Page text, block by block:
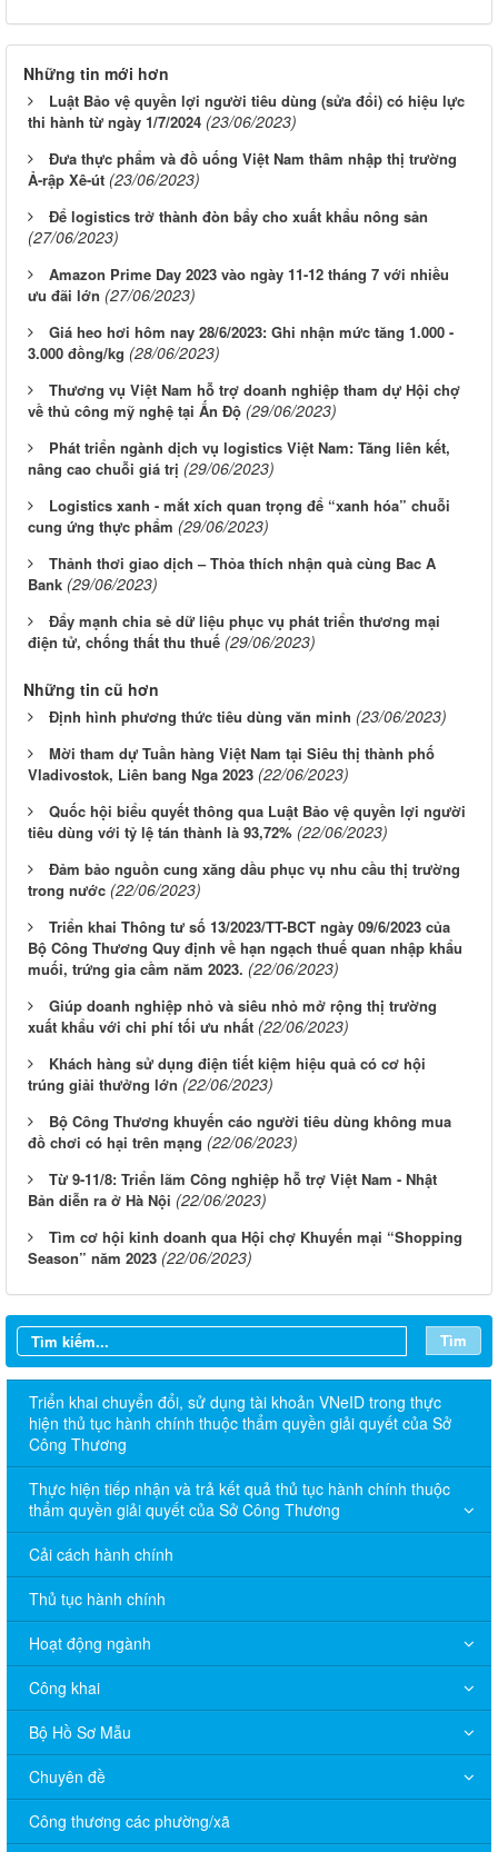
Những tin mới hơn
Luật Bảo vệ quyền lợi người tiêu dùng (sửa đổi) có hiệu lực
thi hành từ ngày 1/7/2024 (23/06/2023)
Đưa thực phẩm và đồ uống Việt Nam thâm nhập thị trường
Ả-rập Xê-út (23/06/2023)
Để logistics trở thành đòn bẩy cho xuất khẩu nông sản
(27/06/2023)
Amazon Prime Day 2023 vào ngày 11-12 tháng 7 với nhiều
ưu đãi lớn (27/06/2023)
Giá heo hơi hôm nay 28/6/2023: Ghi nhận mức tăng 1.000 -
3.000 đồng/kg (28/06/2023)
Thương vụ Việt Nam hỗ trợ doanh nghiệp tham dự Hội chợ
về thủ công mỹ nghệ tại Ấn Độ (29/06/2023)
Phát triển ngành dịch vụ logistics Việt Nam: Tăng liên kết,
nâng cao chuỗi giá trị (29/06/2023)
Logistics xanh - mắt xích quan trọng để “xanh hóa” chuỗi
cung ứng thực phẩm (29/06/2023)
Thảnh thơi giao dịch – Thỏa thích nhận quà cùng Bac A
Bank (29/06/2023)
Đẩy mạnh chia sẻ dữ liệu phục vụ phát triển thương mại
điện tử, chống thất thu thuế (29/06/2023)
Những tin cũ hơn
Định hình phương thức tiêu dùng văn minh (23/06/2023)
Mời tham dự Tuần hàng Việt Nam tại Siêu thị thành phố
Vladivostok, Liên bang Nga 2023 (22/06/2023)
Quốc hội biểu quyết thông qua Luật Bảo vệ quyền lợi người
tiêu dùng với tỷ lệ tán thành là 93,72% (22/06/2023)
Đảm bảo nguồn cung xăng dầu phục vụ nhu cầu thị trường
trong nước (22/06/2023)
Triển khai Thông tư số 13/2023/TT-BCT ngày 09/6/2023 của
Bộ Công Thương Quy định về hạn ngạch thuế quan nhập khẩu
muối, trứng gia cầm năm 2023. (22/06/2023)
Giúp doanh nghiệp nhỏ và siêu nhỏ mở rộng thị trường
xuất khẩu với chi phí tối ưu nhất (22/06/2023)
Khách hàng sử dụng điện tiết kiệm hiệu quả có cơ hội
trúng giải thưởng lớn (22/06/2023)
Bộ Công Thương khuyến cáo người tiêu dùng không mua
đồ chơi có hại trên mạng (22/06/2023)
Từ 9-11/8: Triển lãm Công nghiệp hỗ trợ Việt Nam - Nhật
Bản diễn ra ở Hà Nội (22/06/2023)
Tìm cơ hội kinh doanh qua Hội chợ Khuyến mại “Shopping
Season” năm 2023 (22/06/2023)
Tìm
Triển khai chuyển đổi, sử dụng tài khoản VNeID trong thực
hiện thủ tục hành chính thuộc thẩm quyền giải quyết của Sở
Công Thương
Thực hiện tiếp nhận và trả kết quả thủ tục hành chính thuộc
thẩm quyền giải quyết của Sở Công Thương
Cải cách hành chính
Thủ tục hành chính
Hoạt động ngành
Công khai
Bộ Hồ Sơ Mẫu
Chuyên đề
Công thương các phường/xã